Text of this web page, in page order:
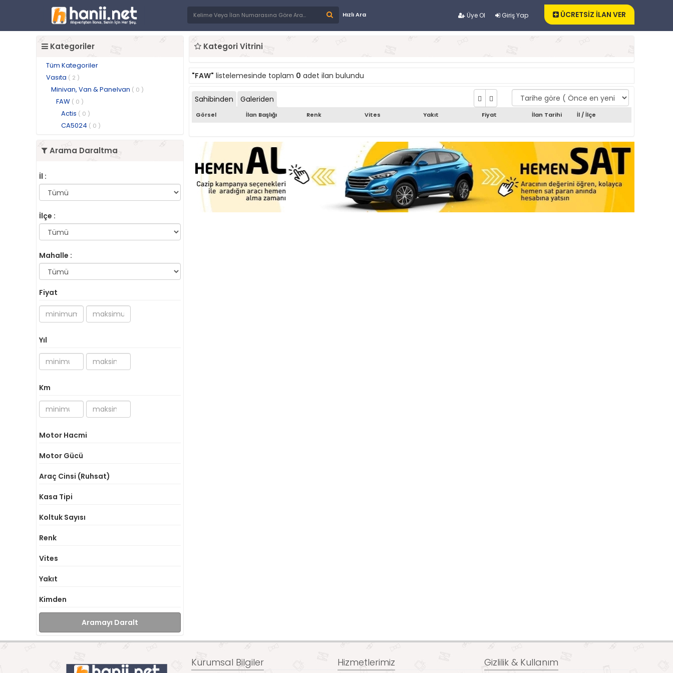
Üye Ol Giriş Yap
Hızlı Ara ÜCRETSİZ İLAN VER
Kategoriler
Tüm Kategoriler
Vasıta ( 2 )
Minivan, Van & Panelvan ( 0 )
FAW ( 0 )
Actis ( 0 )
CA5024 ( 0 )
Arama Daraltma
İl :
İlçe :
Mahalle :
Fiyat
Yıl
Km
Motor Hacmi
Motor Gücü
Araç Cinsi (Ruhsat)
Kasa Tipi
Koltuk Sayısı
Renk
Vites
Yakıt
Kimden
Aramayı Daralt
Kategori Vitrini
"FAW" listelemesinde toplam 0 adet ilan bulundu
Sahibinden Galeriden
Görsel İlan Başlığı Renk Vites Yakıt Fiyat İlan Tarihi İl / İlçe
Kurumsal Bilgiler Hizmetlerimiz Gizlilik & Kullanım